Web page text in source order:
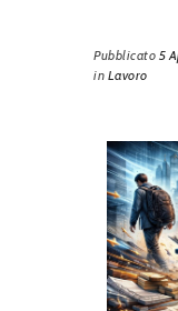
Pubblicato 5
in Lavoro